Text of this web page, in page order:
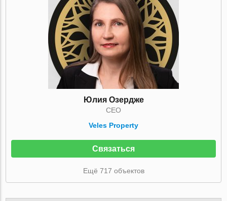
Юлия Озердже
CEO
Veles Property
Связаться
Ещё 717 объектов